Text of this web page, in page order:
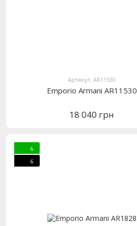
Артикул: AR11530
Emporio Armani AR11530
18 040 грн
6
6